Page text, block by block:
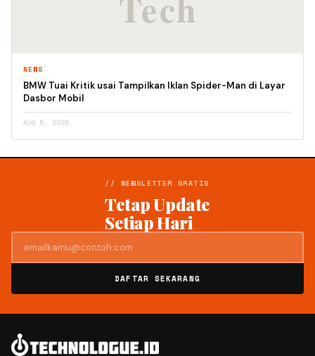
NEWS
BMW Tuai Kritik usai Tampilkan Iklan Spider-Man di Layar
Dasbor Mobil
AUG 5, 2026
// NEWSLETTER GRATIS
Tetap Update
Setiap Hari
DAFTAR SEKARANG